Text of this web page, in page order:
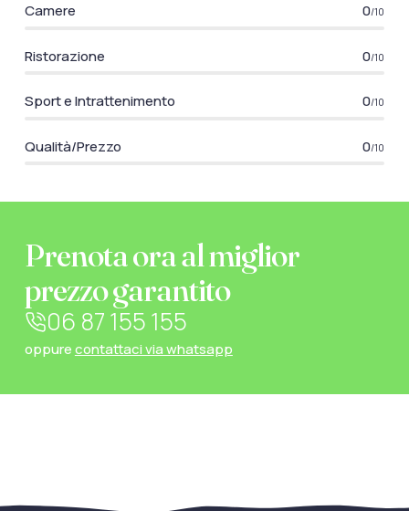
Camere 0/10
Ristorazione 0/10
Sport e Intrattenimento 0/10
Qualità/Prezzo 0/10
Prenota ora al miglior
prezzo garantito
06 87 155 155
oppurecontattaci via whatsapp